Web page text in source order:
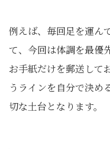
例えば、毎回足を運ん
て、今回は体調を最優
お手紙だけを郵送して
うラインを自分で決め
切な土台となります。